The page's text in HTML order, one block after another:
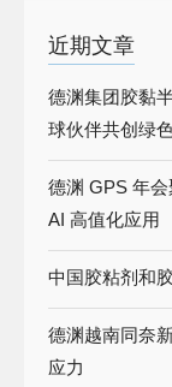
近期文章
德渊集团胶黏
球伙伴共创绿
德渊 GPS 年
AI 高值化应用
中国胶粘剂和
德渊越南同奈
应力